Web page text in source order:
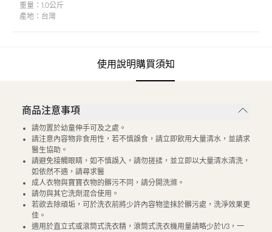
重量： 1.0公斤
產地： 台灣
使用說明購買須知
商品注意事項
請勿置於幼童伸手可及之處。
請注意內容物非食用性，若不慎誤食，請立即飲用大量清水，並請求
醫生協助。
請避免接觸眼睛，如不慎誤入，請勿搓揉，並立即以大量清水清洗，
如依然不適，請尋求醫
成人衣物與寶寶衣物的髒污不同，請分開洗滌。
請勿與其它洗劑混合使用。
若欲去除頑垢，可於洗衣前將少許內容物塗抹於髒污處，洗淨效果更
佳。
適用於直立式或滾筒式洗衣精，滖筒式洗衣機用量請略少於1/3，一